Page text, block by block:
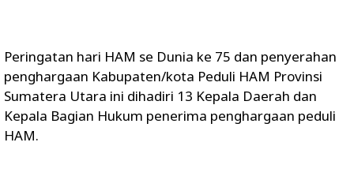
Peringatan hari HAM se Dunia ke 75 dan penyerahan
penghargaan Kabupaten/kota Peduli HAM Provinsi
Sumatera Utara ini dihadiri 13 Kepala Daerah dan
Kepala Bagian Hukum penerima penghargaan peduli
HAM.